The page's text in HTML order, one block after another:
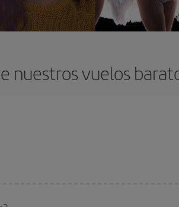
nuestros vuelos
nuestras ofertas y déjate inspirar: seguro que